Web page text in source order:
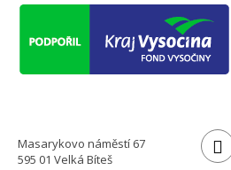
Masarykovo náměstí 67
595 01 Velká Bíteš